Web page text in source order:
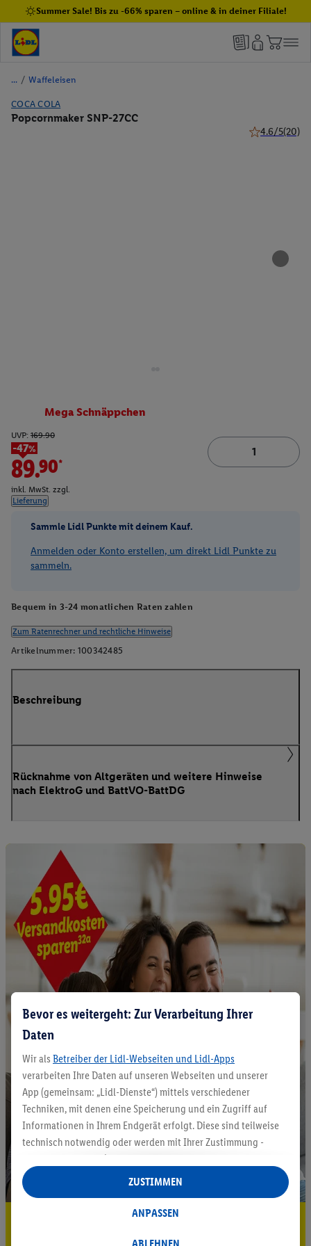
Summer Sale! Bis zu -66% sparen – online & in deiner Filiale!
/ Waffeleisen
COCA COLA
Popcornmaker SNP-27CC
4.6/5(20)
Mega Schnäppchen
UVP: 169.90
-47%
89.90*
inkl. MwSt. zzgl.
Lieferung
Sammle Lidl Punkte mit deinem Kauf.
Anmelden oder Konto erstellen, um direkt Lidl Punkte zu
sammeln.
Bequem in 3-24 monatlichen Raten zahlen
Zum Ratenrechner und rechtliche Hinweise
Artikelnummer: 100342485
Beschreibung
Rücknahme von Altgeräten und weitere Hinweise
nach ElektroG und BattVO-BattDG
5.95 € Versand sparen³²ᵃ
Bevor es weitergeht: Zur Verarbeitung Ihrer
Daten
Wir als Betreiber der Lidl-Webseiten und Lidl-Apps
verarbeiten Ihre Daten auf unseren Webseiten und unserer
App (gemeinsam: „Lidl-Dienste“) mittels verschiedener
Techniken, mit denen eine Speicherung und ein Zugriff auf
Informationen in Ihrem Endgerät erfolgt. Diese sind teilweise
technisch notwendig oder werden mit Ihrer Zustimmung -
auch durch Partner (u.a.
Verantwortliche; im Zusammenhang mit dem IAB TCF
insgesamt
Statistik-Erstellung oder für personalisierte Werbung
Datenverarbeitungen für personalisierte Werbung werden
ABLEHNEN
ANPASSEN
ZUSTIMMEN